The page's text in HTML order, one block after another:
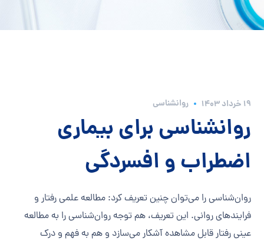
۱۹ خرداد ۱۴۰۳ روانشناسی
روانشناسی برای بیماری
اضطراب و افسردگی
روان‌شناسی را می‌توان چنین تعریف کرد: مطالعه علمی رفتار و
فرایندهای روانی. این تعریف، هم توجه روان‌شناسی را به مطالعه
عینی رفتار قابل مشاهده آشکار می‌سازد و هم به فهم و درک